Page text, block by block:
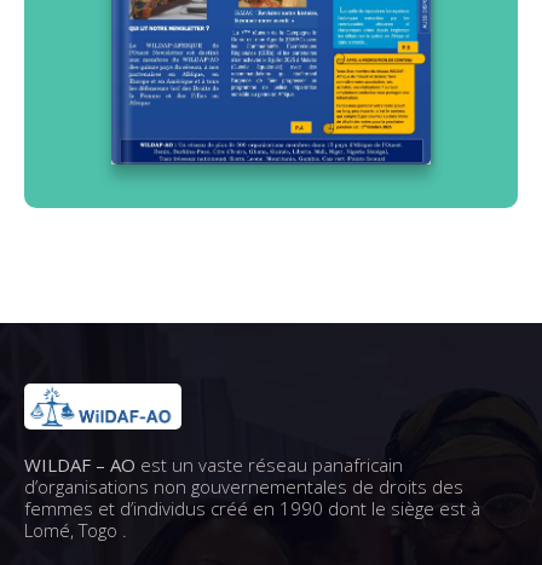
WILDAF – AO est un vaste réseau panafricain
d’organisations non gouvernementales de droits des
femmes et d’individus créé en 1990 dont le siège est à
Lomé, Togo .